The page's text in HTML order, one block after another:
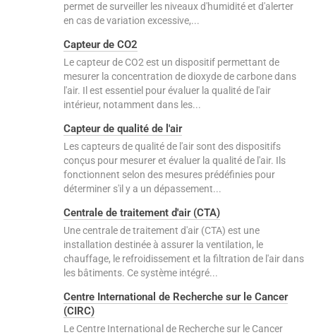
permet de surveiller les niveaux d'humidité et d'alerter
en cas de variation excessive,...
Capteur de CO2
Le capteur de CO2 est un dispositif permettant de
mesurer la concentration de dioxyde de carbone dans
l'air. Il est essentiel pour évaluer la qualité de l'air
intérieur, notamment dans les...
Capteur de qualité de l'air
Les capteurs de qualité de l'air sont des dispositifs
conçus pour mesurer et évaluer la qualité de l'air. Ils
fonctionnent selon des mesures prédéfinies pour
déterminer s'il y a un dépassement...
Centrale de traitement d'air (CTA)
Une centrale de traitement d'air (CTA) est une
installation destinée à assurer la ventilation, le
chauffage, le refroidissement et la filtration de l'air dans
les bâtiments. Ce système intégré...
Centre International de Recherche sur le Cancer
(CIRC)
Le Centre International de Recherche sur le Cancer